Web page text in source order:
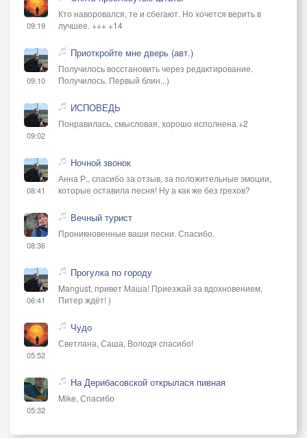
09:19
Кто наворовался, те и сбегают. Но хочется верить в
лучшее. +++ +14
09:10
Приоткройте мне дверь (авт.)
Получилось восстановить через редактирование.
Получилось. Первый блин...)
09:02
ИСПОВЕДЬ
Понравилась, смысловая, хорошо исполнена.+2
08:41
Ночной звонок
Анна Р., спасибо за отзыв, за положительные эмоции,
которые оставила песня! Ну а как же без грехов?
08:36
Вечный турист
Проникновенные ваши песни. Спасибо.
06:41
Прогулка по городу
Mangust, привет Маша! Приезжай за вдохновением,
Питер ждёт! )
05:52
Чудо
Светлана, Саша, Володя спасибо!
05:32
На Дерибасовской открылася пивная
Mike, Спасибо